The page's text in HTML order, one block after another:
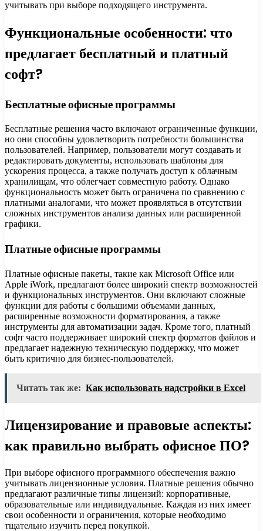
учитывать при выборе подходящего инструмента.
Функциональные особенности: что
предлагает бесплатный и платный
софт?
Бесплатные офисные программы
Бесплатные решения часто включают ограниченные функции,
но они способны удовлетворить потребности большинства
пользователей. Например, пользователи могут создавать и
редактировать документы, использовать шаблоны для
ускорения процесса, а также получать доступ к облачным
хранилищам, что облегчает совместную работу. Однако
функциональность может быть ограничена по сравнению с
платными аналогами, что может проявляться в отсутствии
сложных инструментов анализа данных или расширенной
графики.
Платные офисные программы
Платные офисные пакеты, такие как Microsoft Office или
Apple iWork, предлагают более широкий спектр возможностей
и функциональных инструментов. Они включают сложные
функции для работы с большими объемами данных,
расширенные возможности форматирования, а также
инструменты для автоматизации задач. Кроме того, платный
софт часто поддерживает широкий спектр форматов файлов и
предлагает надежную техническую поддержку, что может
быть критично для бизнес-пользователей.
Читать так же: Как использовать надстройки в Excel
Лицензирование и правовые аспекты:
как правильно выбрать офисное ПО?
При выборе офисного программного обеспечения важно
учитывать лицензионные условия. Платные решения обычно
предлагают различные типы лицензий: корпоративные,
образовательные или индивидуальные. Каждая из них имеет
свои особенности и ограничения, которые необходимо
тщательно изучить перед покупкой.